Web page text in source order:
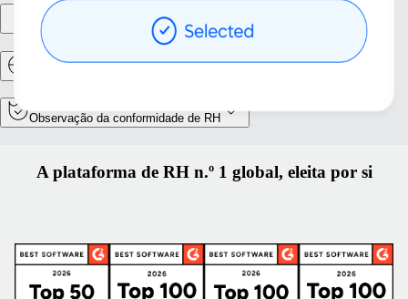
Configuração de entidade
Observação da conformidade de RH
A plataforma de RH n.º 1 global, eleita por si